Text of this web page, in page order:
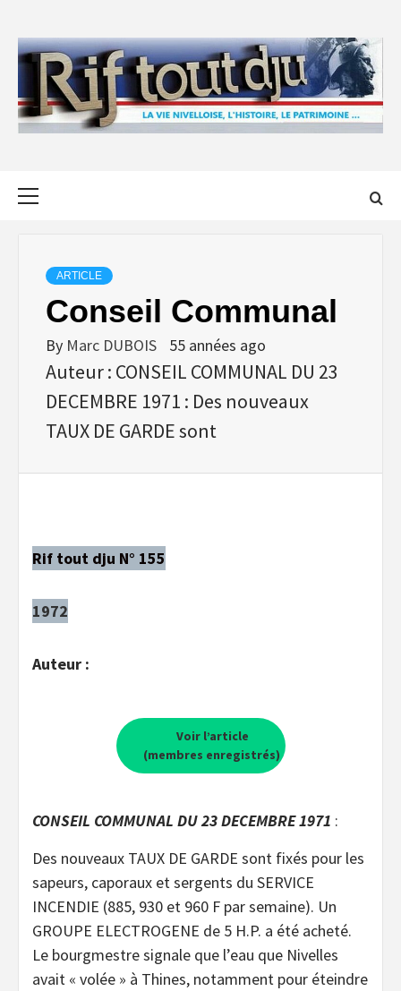
content
ARTICLE
Conseil Communal
By Marc DUBOIS 55 années ago
Auteur : CONSEIL COMMUNAL DU 23
DECEMBRE 1971 : Des nouveaux
TAUX DE GARDE sont
Rif tout dju N° 155
1972
Auteur :
Voir l’article
(membres enregistrés)
CONSEIL COMMUNAL DU 23 DECEMBRE 1971 :
Des nouveaux TAUX DE GARDE sont fixés pour les
sapeurs, caporaux et sergents du SERVICE
INCENDIE (885, 930 et 960 F par semaine). Un
GROUPE ELECTROGENE de 5 H.P. a été acheté.
Le bourgmestre signale que l’eau que Nivelles
avait « volée » à Thines, notamment pour éteindre